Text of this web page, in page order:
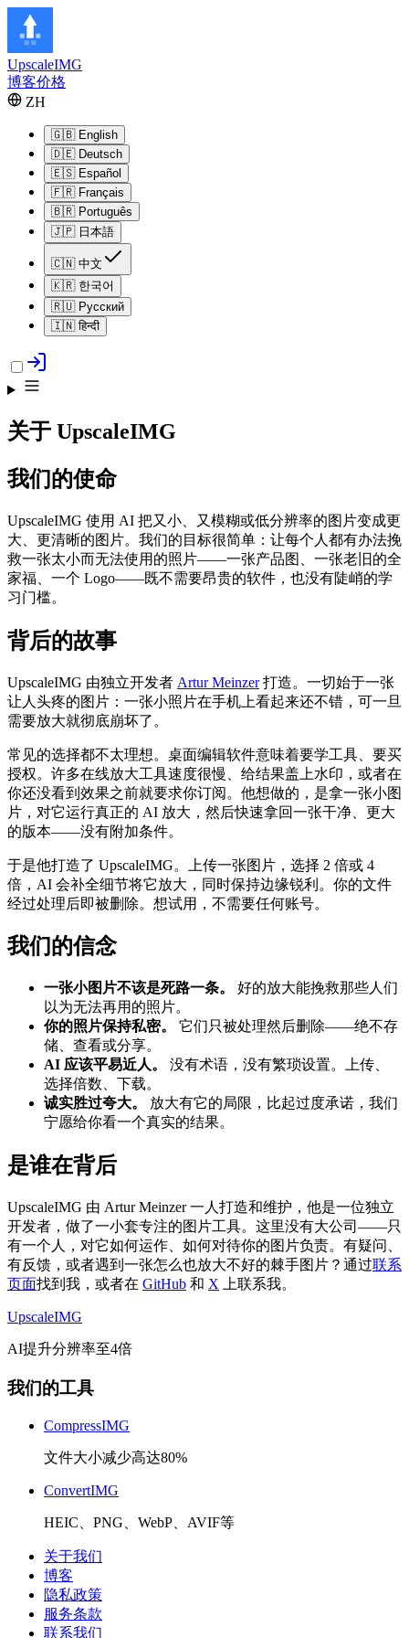
UpscaleIMG
博客价格
ZH
🇬🇧 English
🇩🇪 Deutsch
🇪🇸 Español
🇫🇷 Français
🇧🇷 Português
🇯🇵 日本語
🇨🇳 中文
🇰🇷 한국어
🇷🇺 Русский
🇮🇳 हिन्दी
关于 UpscaleIMG
我们的使命
UpscaleIMG 使用 AI 把又小、又模糊或低分辨率的图片变成更
大、更清晰的图片。我们的目标很简单：让每个人都有办法挽
救一张太小而无法使用的照片——一张产品图、一张老旧的全
家福、一个 Logo——既不需要昂贵的软件，也没有陡峭的学
习门槛。
背后的故事
UpscaleIMG 由独立开发者 Artur Meinzer打造。一切始于一张
让人头疼的图片：一张小照片在手机上看起来还不错，可一旦
需要放大就彻底崩坏了。
常见的选择都不太理想。桌面编辑软件意味着要学工具、要买
授权。许多在线放大工具速度很慢、给结果盖上水印，或者在
你还没看到效果之前就要求你订阅。他想做的，是拿一张小图
片，对它运行真正的 AI 放大，然后快速拿回一张干净、更大
的版本——没有附加条件。
于是他打造了 UpscaleIMG。上传一张图片，选择 2 倍或 4
倍，AI 会补全细节将它放大，同时保持边缘锐利。你的文件
经过处理后即被删除。想试用，不需要任何账号。
我们的信念
一张小图片不该是死路一条。
好的放大能挽救那些人们
以为无法再用的照片。
你的照片保持私密。
它们只被处理然后删除——绝不存
储、查看或分享。
AI 应该平易近人。
没有术语，没有繁琐设置。上传、
选择倍数、下载。
诚实胜过夸大。
放大有它的局限，比起过度承诺，我们
宁愿给你看一个真实的结果。
是谁在背后
UpscaleIMG 由 Artur Meinzer 一人打造和维护，他是一位独立
开发者，做了一小套专注的图片工具。这里没有大公司——只
有一个人，对它如何运作、如何对待你的图片负责。有疑问、
有反馈，或者遇到一张怎么也放大不好的棘手图片？通过联系
页面找到我，或者在 GitHub 和 X 上联系我。
UpscaleIMG
AI提升分辨率至4倍
我们的工具
CompressIMG
文件大小减少高达80%
ConvertIMG
HEIC、PNG、WebP、AVIF等
关于我们
博客
隐私政策
服务条款
联系我们